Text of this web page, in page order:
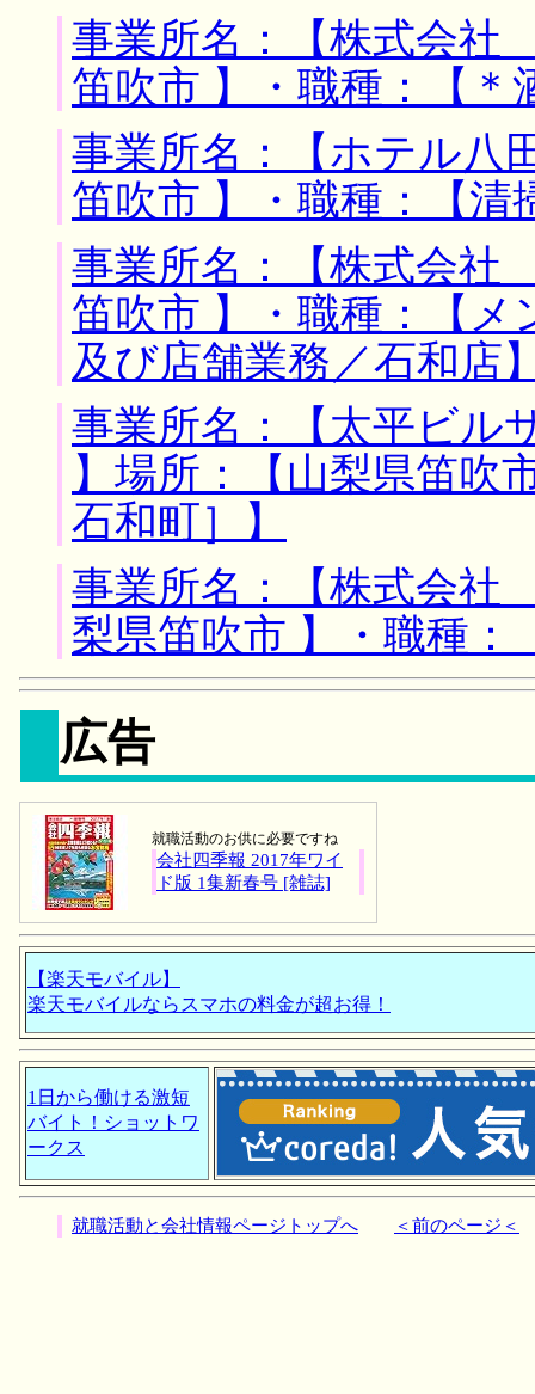
事業所名：【株式会社
笛吹市 】・職種：【＊
事業所名：【ホテル八
笛吹市 】・職種：【清
事業所名：【株式会社
笛吹市 】・職種：【
及び店舗業務／石和店
事業所名：【太平ビ
】場所：【山梨県笛吹
石和町］】
事業所名：【株式会
梨県笛吹市 】・職種：
広告
就職活動のお供に必要ですね
会社四季報 2017年ワイ
ド版 1集新春号 [雑誌]
【楽天モバイル】
楽天モバイルならスマホの料金が超お得！
1日から働ける激短
バイト！ショットワ
ークス
就職活動と会社情報ページトップへ ＜前のページ＜